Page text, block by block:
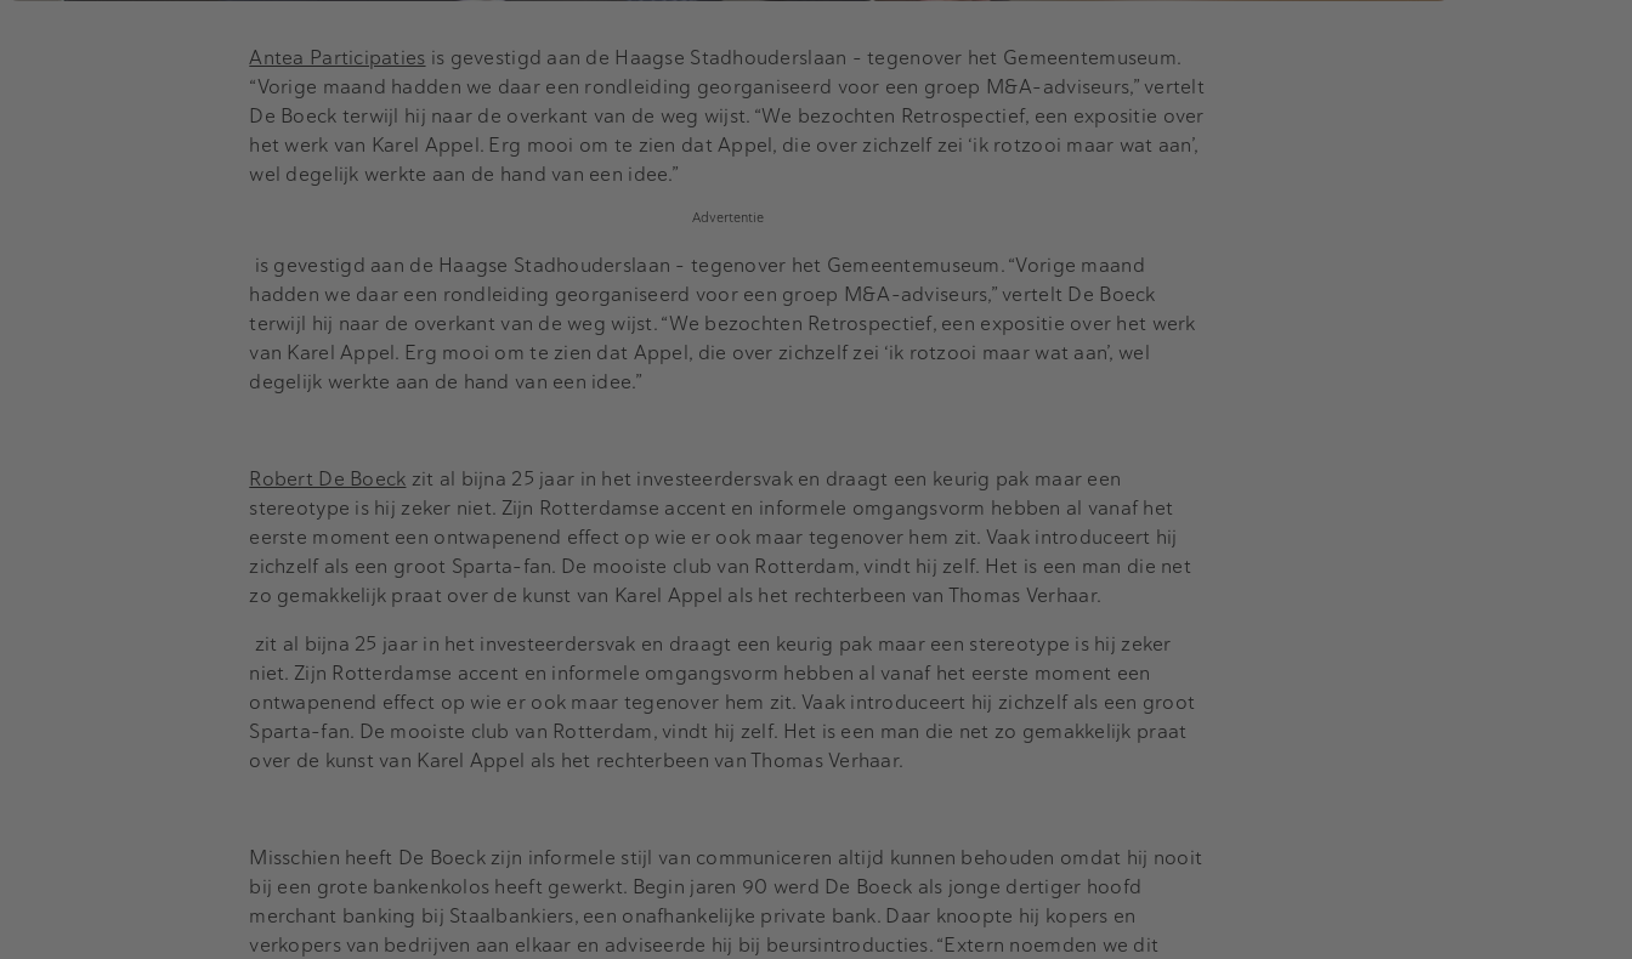
Antea Participaties is gevestigd aan de Haagse Stadhouderslaan - tegenover het Gemeentemuseum.
“Vorige maand hadden we daar een rondleiding georganiseerd voor een groep M&A-adviseurs,” vertelt
De Boeck terwijl hij naar de overkant van de weg wijst. “We bezochten Retrospectief, een expositie over
het werk van Karel Appel. Erg mooi om te zien dat Appel, die over zichzelf zei ‘ik rotzooi maar wat aan’,
wel degelijk werkte aan de hand van een idee.”
Advertentie
is gevestigd aan de Haagse Stadhouderslaan - tegenover het Gemeentemuseum. “Vorige maand
hadden we daar een rondleiding georganiseerd voor een groep M&A-adviseurs,” vertelt De Boeck
terwijl hij naar de overkant van de weg wijst. “We bezochten Retrospectief, een expositie over het werk
van Karel Appel. Erg mooi om te zien dat Appel, die over zichzelf zei ‘ik rotzooi maar wat aan’, wel
degelijk werkte aan de hand van een idee.”
Robert De Boeck zit al bijna 25 jaar in het investeerdersvak en draagt een keurig pak maar een
stereotype is hij zeker niet. Zijn Rotterdamse accent en informele omgangsvorm hebben al vanaf het
eerste moment een ontwapenend effect op wie er ook maar tegenover hem zit. Vaak introduceert hij
zichzelf als een groot Sparta-fan. De mooiste club van Rotterdam, vindt hij zelf. Het is een man die net
zo gemakkelijk praat over de kunst van Karel Appel als het rechterbeen van Thomas Verhaar.
zit al bijna 25 jaar in het investeerdersvak en draagt een keurig pak maar een stereotype is hij zeker
niet. Zijn Rotterdamse accent en informele omgangsvorm hebben al vanaf het eerste moment een
ontwapenend effect op wie er ook maar tegenover hem zit. Vaak introduceert hij zichzelf als een groot
Sparta-fan. De mooiste club van Rotterdam, vindt hij zelf. Het is een man die net zo gemakkelijk praat
over de kunst van Karel Appel als het rechterbeen van Thomas Verhaar.
Misschien heeft De Boeck zijn informele stijl van communiceren altijd kunnen behouden omdat hij nooit
bij een grote bankenkolos heeft gewerkt. Begin jaren 90 werd De Boeck als jonge dertiger hoofd
merchant banking bij Staalbankiers, een onafhankelijke private bank. Daar knoopte hij kopers en
verkopers van bedrijven aan elkaar en adviseerde hij bij beursintroducties. “Extern noemden we dit